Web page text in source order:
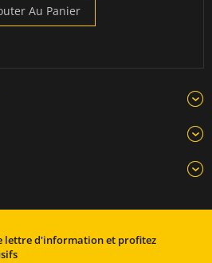
Au Panier
lettre d'information et profitez